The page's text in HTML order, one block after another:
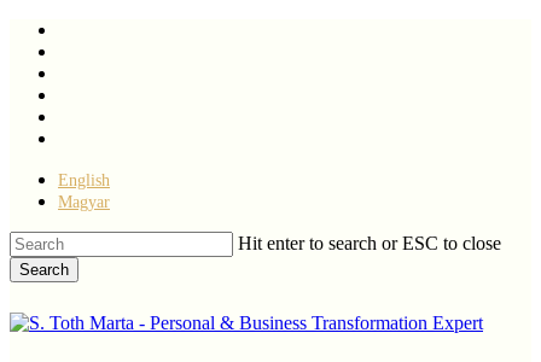
Skip
main
content
English
Magyar
Hit enter to search or ESC to close
Search
Close